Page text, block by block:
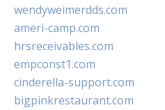
wendyweimerdds.com
ameri-camp.com
hrsreceivables.com
empconst1.com
cinderella-support.com
bigpinkrestaurant.com